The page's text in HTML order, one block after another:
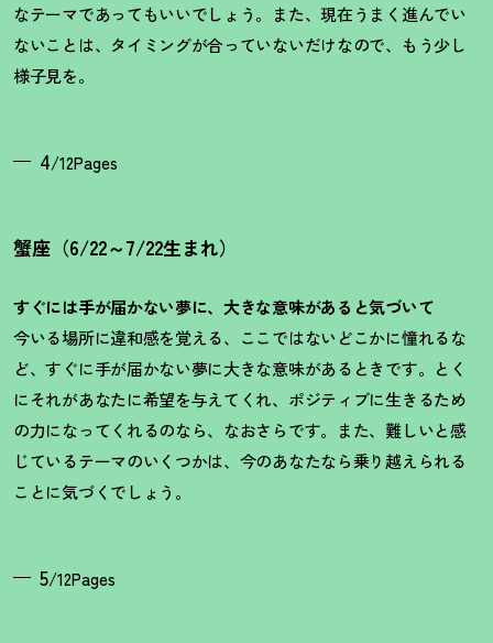
なテーマであってもいいでしょう。また、現在うまく進んでい
ないことは、タイミングが合っていないだけなので、もう少し
様子見を。
4/12Pages
蟹座（6/22～7/22生まれ）
すぐには手が届かない夢に、大きな意味があると気づいて
今いる場所に違和感を覚える、ここではないどこかに憧れるな
ど、すぐに手が届かない夢に大きな意味があるときです。とく
にそれがあなたに希望を与えてくれ、ポジティブに生きるため
の力になってくれるのなら、なおさらです。また、難しいと感
じているテーマのいくつかは、今のあなたなら乗り越えられる
ことに気づくでしょう。
5/12Pages